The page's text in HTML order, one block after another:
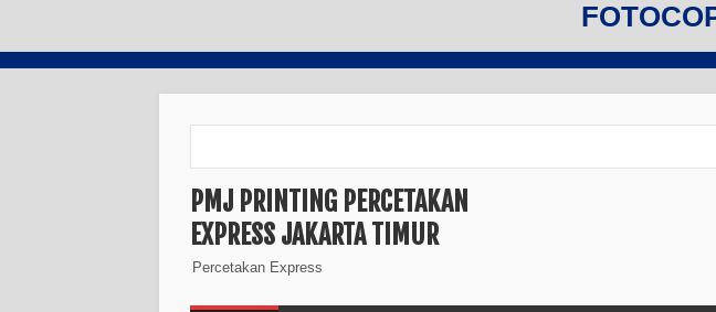
PMJ PRINTING PERCETAKAN
EXPRESS JAKARTA TIMUR
Percetakan Express